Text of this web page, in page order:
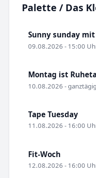
Palette / Das
Sunny sunday mit
09.08.2026 - 15:00
Montag ist
10.08.2026 - ganztägig
Tape Tuesday
11.08.2026 - 16:00
Fit-Woch
12.08.2026 - 16:00